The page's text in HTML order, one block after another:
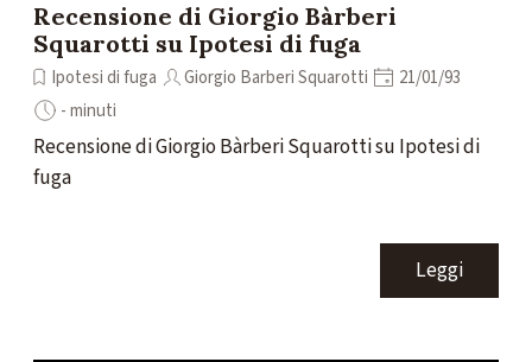
Recensione di Giorgio Bàrberi
Squarotti su Ipotesi di fuga
Ipotesi di fuga Giorgio Barberi Squarotti
21/01/93
- minuti
Recensione di Giorgio Bàrberi Squarotti su Ipotesi di
fuga
Leggi